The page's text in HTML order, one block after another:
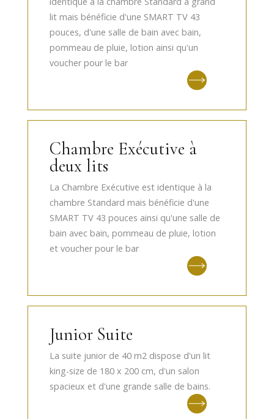
lit mais bénéficie d'une SMART TV 43
pouces, d'une salle de bain avec bain,
pommeau de pluie, lotion ainsi qu'un
voucher pour le bar
Chambre Exécutive à
deux lits
La Chambre Exécutive est identique à la
chambre Standard mais bénéficie d'une
SMART TV 43 pouces ainsi qu'une salle de
bain avec bain, pommeau de pluie, lotion
et voucher pour le bar
Junior Suite
La suite junior de 40 m2 dispose d'un lit
king-size de 180 x 200 cm, d'un salon
spacieux et d'une grande salle de bains.